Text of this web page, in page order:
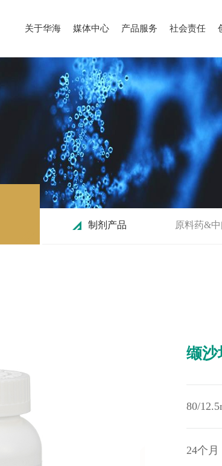
关于华海 媒体中心 产品服务 社会责任
制剂产品 原料药&
缬沙
80/
24个月